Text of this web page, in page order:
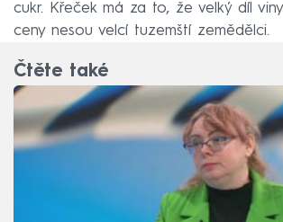
cukr. Křeček má za to, že velký díl
ceny nesou velcí tuzemští zemědělci.
Čtěte také